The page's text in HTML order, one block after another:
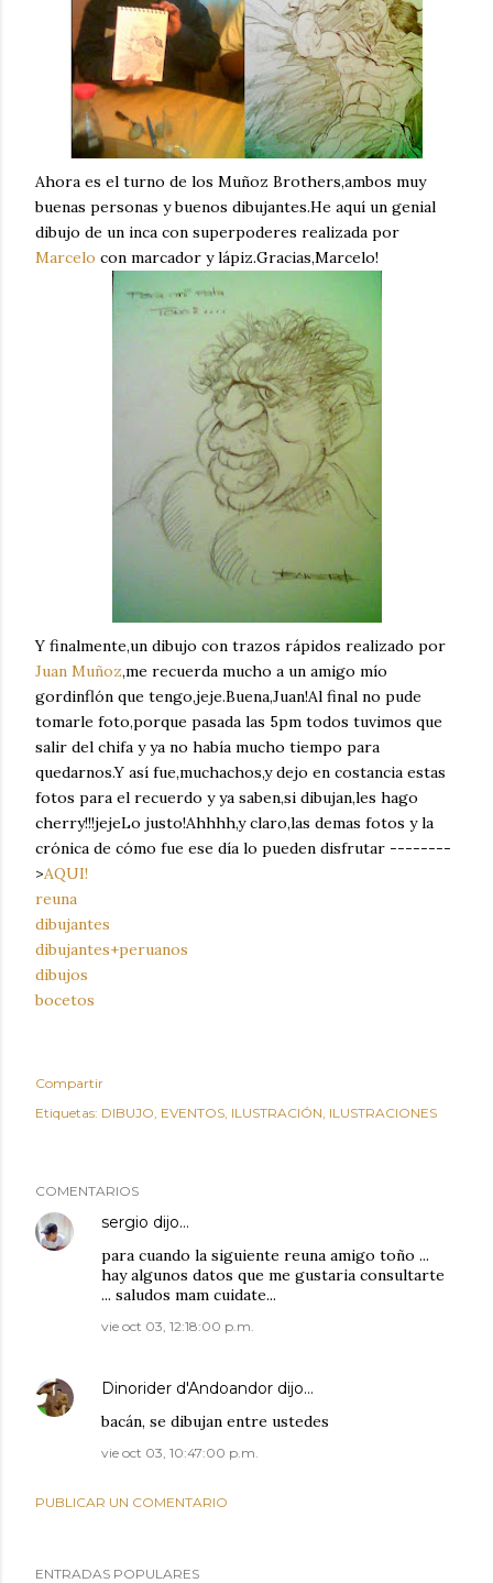
Ahora es el turno de los Muñoz Brothers,ambos muy
buenas personas y buenos dibujantes.He aquí un genial
dibujo de un inca con superpoderes realizada por
Marcelo con marcador y lápiz.Gracias,Marcelo!
Y finalmente,un dibujo con trazos rápidos realizado por
Juan Muñoz,me recuerda mucho a un amigo mío
gordinflón que tengo,jeje.Buena,Juan!Al final no pude
tomarle foto,porque pasada las 5pm todos tuvimos que
salir del chifa y ya no había mucho tiempo para
quedarnos.Y así fue,muchachos,y dejo en costancia estas
fotos para el recuerdo y ya saben,si dibujan,les hago
cherry!!!jejeLo justo!Ahhhh,y claro,las demas fotos y la
crónica de cómo fue ese día lo pueden disfrutar --------
>AQUI!
reuna
dibujantes
dibujantes+peruanos
dibujos
bocetos
Compartir
Etiquetas: DIBUJO EVENTOS ILUSTRACIÓN ILUSTRACIONES
COMENTARIOS
sergio dijo…
para cuando la siguiente reuna amigo toño ...
hay algunos datos que me gustaria consultarte
... saludos mam cuidate...
vie oct 03, 12:18:00 p.m.
Dinorider d'Andoandor dijo…
bacán, se dibujan entre ustedes
vie oct 03, 10:47:00 p.m.
PUBLICAR UN COMENTARIO
ENTRADAS POPULARES